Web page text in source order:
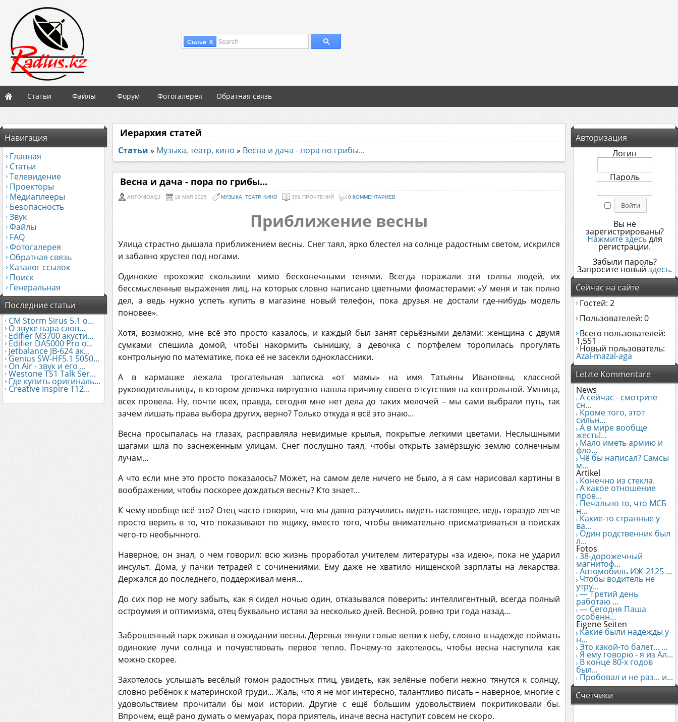
Статьи X Search
Статьи Файлы Форум Фотогалерея Обратная связь
Навигация
Главная
Статьи
Телевидение
Проекторы
Медиаплееры
Безопасность
Звук
Файлы
FAQ
Фотогалерея
Обратная связь
Каталог ссылок
Поиск
Генеральная
Последние статьи
CM Storm Sirus 5.1 о...
О звуке пара слов...
Edifier М3700 акусти...
Edifier DA5000 Pro о...
Jetbalance JB-624 ак...
Genius SW-HF5.1 5050...
On Air - звук и его ...
Westone TS1 Talk Ser...
Где купить оригиналь...
Creative Inspire T12...
Авторизация
Логин
Пароль
Вы не
зарегистрированы?
Нажмите здесьдля
регистрации.
Забыли пароль?
Запросите новый здесь.
Сейчас на сайте
Гостей: 2
Пользователей: 0
Всего пользователей:
1,551
Новый пользователь:
Azal-mazal-aga
Letzte Kommentare
News
А сейчас - смотрите
сн...
Кроме того, этот
сильн...
А в мире вообще
жесть!...
Мало иметь армию и
фло...
Чё бы написал? Самсы
м...
Artikel
Конечно из стекла.
А какое отношение
прое...
Печально то, что МСБ
н...
Какие-то странные у
ва...
Один родственник был
л...
Fotos
38-дорожечный
магнитоф...
Автомобиль ИЖ-2125 ...
Чтобы водитель не
утру...
— Третий день
работаю ...
— Сегодня Паша
особенн...
Eigene Seiten
Какие были надежды у
н...
Это какой-то балет... ...
Я ему говорю - я из Ал...
В конце 80-х годов
был...
Пробовал и не раз... и...
Счетчики
Иерархия статей
Статьи » Музыка, театр, кино » Весна и дача - пора по грибы...
Весна и дача - пора по грибы...
ANTONIOAQJ 19 MAR 2025 МУЗЫКА, ТЕАТР, КИНО 389 ПРОЧТЕНИЙ 0 КОММЕНТАРИЕВ
Приближение весны
Улица страстно дышала приближением весны. Снег таял, ярко блестел на солнце радостным светом, искрился
и забавно хрустел под ногами.
Одинокие прохожие скользили мимо бесконечными тенями. Всегда поражали эти толпы людей, их
бессмысленные выражения лиц, на которых словно написано цветными фломастерами: «У меня и так полно
дел, а ведь нужно успеть купить в магазине новый телефон, пока друзья не достали где-нибудь модель
поновее».
Хотя, возможно, мне всё это просто казалось, и каждый был занят серьёзными делами: женщина с двумя
сумками спешила домой, чтобы накормить сынишку, а девочка с портфелем торопилась прогулять
контрольную по математике, пока её не засекли одноклассники.
А в кармашке лежала трогательная записка «от мамы» на имя Татьяны Ивановны, классной
руководительницы, в котором девочка виртуозно нашла причину своего отсутствия на контрольной. Умница,
всех провела. Ну, почти всех, правда, сегодня мне нет дела до таких мелочей – мы сами выбрали путь, так
зачем лишать права выбора других, верно? Только откуда я всё это знаю…
Весна просыпалась на глазах, расправляла невидимые крылья, покрытые легкими цветами. Неслышными
шагами шла по заснеженным улицам. Снег послушно таял, чтобы открыть замёрзшую землю солнечным
лучам…
А что если мне это просто показалось? Может, на самом деле ничего не было, а я сам нарисовал картины в
воображении, чтобы поскорее дождаться весны? Кто знает…
К чему вообще всё это? Отец часто говорил, что мы давно разучились видеть настоящее, ведь гораздо легче
просто верить в то, что показывают по ящику, вместо того, чтобы внимательно присматриваться в поисках
чего-то необычного.
Наверное, он знал, о чем говорил: всю жизнь проработал учителем литературы «за идею», пока не ударил
инсульт. Дома, у пачки тетрадей с сочинениями. Ему даже не хватило нищенской зарплаты на лекарства.
Держался до последнего, поддерживал меня…
До сих пор не могу забыть, как я сидел ночью один, отказывался поверить: интеллигентный, всегда полный
остроумия и оптимизма, отец буквально истаял за несколько дней. Весной, ровно три года назад…
Заброшенный парк оживал в ожидании весны. Деревья тянули голые ветви к небу, словно в надежде поймать
одинокие лучи солнца и почувствовать первое тепло. Почему-то захотелось, чтобы весна наступила как
можно скорее.
Захотелось услышать весёлый гомон радостных птиц, увидеть, как зелёные побеги нежно тянутся к солнцу,
словно ребёнок к материнской груди… Жаль, что я не мог интересно, талантливо писать – наверное, многие с
удовольствием прочитали бы мои истории. Другие с ещё большим удовольствием покритиковали бы.
Впрочем, ещё рано думать о мемуарах, пора приятель, иначе весна наступит совсем не скоро.